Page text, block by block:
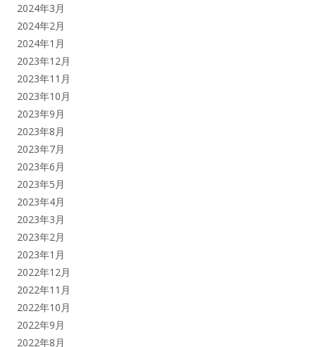
2024年3月
2024年2月
2024年1月
2023年12月
2023年11月
2023年10月
2023年9月
2023年8月
2023年7月
2023年6月
2023年5月
2023年4月
2023年3月
2023年2月
2023年1月
2022年12月
2022年11月
2022年10月
2022年9月
2022年8月